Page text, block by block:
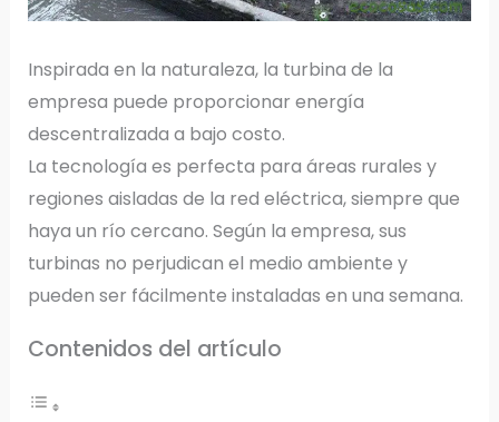
Inspirada en la naturaleza, la turbina de la
empresa puede proporcionar energía
descentralizada a bajo costo.
La tecnología es perfecta para áreas rurales y
regiones aisladas de la red eléctrica, siempre que
haya un río cercano. Según la empresa, sus
turbinas no perjudican el medio ambiente y
pueden ser fácilmente instaladas en una semana.
Contenidos del artículo